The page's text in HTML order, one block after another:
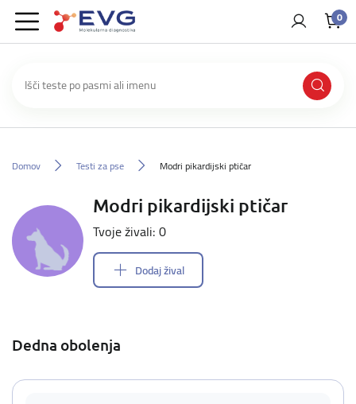
0
Domov Testi za pse Modri pikardijski ptičar
Modri pikardijski ptičar
Tvoje živali: 0
Dodaj žival
Dedna obolenja